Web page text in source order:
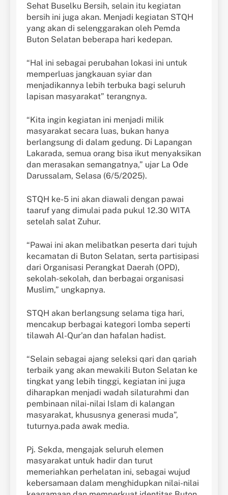
Sehat Buselku Bersih, selain itu kegiatan
bersih ini juga akan. Menjadi kegiatan STQH
yang akan di selenggarakan oleh Pemda
Buton Selatan beberapa hari kedepan.
“Hal ini sebagai perubahan lokasi ini untuk
memperluas jangkauan syiar dan
menjadikannya lebih terbuka bagi seluruh
lapisan masyarakat” terangnya.
“Kita ingin kegiatan ini menjadi milik
masyarakat secara luas, bukan hanya
berlangsung di dalam gedung. Di Lapangan
Lakarada, semua orang bisa ikut menyaksikan
dan merasakan semangatnya,” ujar La Ode
Darussalam, Selasa (6/5/2025).
STQH ke-5 ini akan diawali dengan pawai
taaruf yang dimulai pada pukul 12.30 WITA
setelah salat Zuhur.
“Pawai ini akan melibatkan peserta dari tujuh
kecamatan di Buton Selatan, serta partisipasi
dari Organisasi Perangkat Daerah (OPD),
sekolah-sekolah, dan berbagai organisasi
Muslim,” ungkapnya.
STQH akan berlangsung selama tiga hari,
mencakup berbagai kategori lomba seperti
tilawah Al-Qur’an dan hafalan hadist.
“Selain sebagai ajang seleksi qari dan qariah
terbaik yang akan mewakili Buton Selatan ke
tingkat yang lebih tinggi, kegiatan ini juga
diharapkan menjadi wadah silaturahmi dan
pembinaan nilai-nilai Islam di kalangan
masyarakat, khususnya generasi muda”,
tuturnya.pada awak media.
Pj. Sekda, mengajak seluruh elemen
masyarakat untuk hadir dan turut
memeriahkan perhelatan ini, sebagai wujud
kebersamaan dalam menghidupkan nilai-nilai